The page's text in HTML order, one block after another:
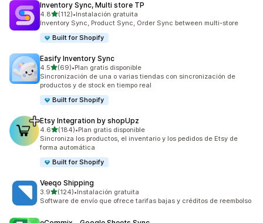
Inventory Sync, Multi store TP
4.8de 5 estrellas
(112)
112 reseñas en total
•Instalación gratuita
Inventory Sync, Product Sync, Order Sync between multi-store
Built for Shopify
Easify Inventory Sync
4.5de 5 estrellas
(69)
69 reseñas en total
•Plan gratis disponible
Sincronización de una o varias tiendas con sincronización de
productos y de stock en tiempo real
Built for Shopify
Etsy Integration by shopUpz
4.6de 5 estrellas
(184)
184 reseñas en total
•Plan gratis disponible
Sincroniza los productos, el inventario y los pedidos de Etsy de
forma automática
Built for Shopify
Veeqo Shipping
3.9de 5 estrellas
(124)
124 reseñas en total
•Instalación gratuita
Software de envío que ofrece tarifas bajas y créditos de reembolso